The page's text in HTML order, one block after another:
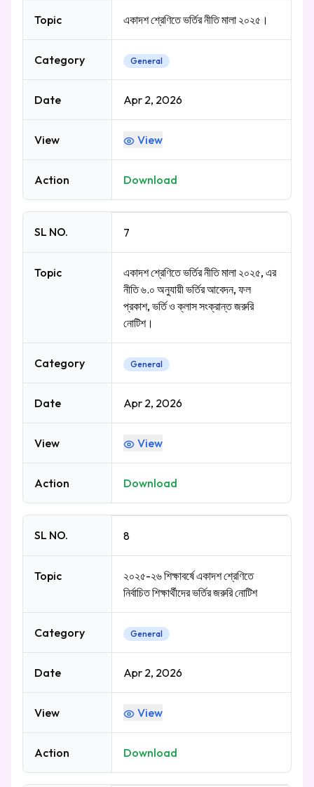
Topic একাদশ শ্রেণিতে ভর্তির নীতি মালা ২০২৫।
Category General
Date Apr 2, 2026
View View
Action Download
SL NO. 7
Topic
একাদশ শ্রেণিতে ভর্তির নীতি মালা ২০২৫, এর
নীতি ৬.০ অনুযায়ী ভর্তির আবেদন, ফল
প্রকাশ, ভর্তি ও ক্লাস সংক্রান্ত জরুরি
নোটিশ।
Category General
Date Apr 2, 2026
View View
Action Download
SL NO. 8
Topic
২০২৫-২৬ শিক্ষাবর্ষে একাদশ শ্রেণিতে
নির্বাচিত শিক্ষার্থীদের ভর্তির জরুরি নোটিশ
Category General
Date Apr 2, 2026
View View
Action Download